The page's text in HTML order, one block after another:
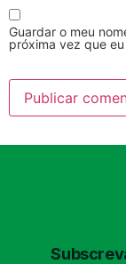
Guardar o meu
próxima vez que
Lavagem